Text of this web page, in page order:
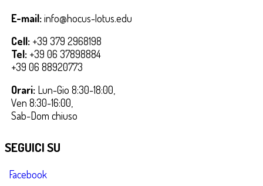
E-mail:info@hocus-lotus.edu
Cell: +39 379 2968198
Tel: +39 06 37898884
+39 06 88920773
Orari: Lun-Gio 8:30-18:00,
Ven 8:30-16:00,
Sab-Dom chiuso
SEGUICI SU
Facebook